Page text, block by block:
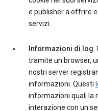
e publisher a offrire
servizi.
Informazioni di log
tramite un browser,
nostri server
informazioni. Questi
informazioni quali la
interazione con un